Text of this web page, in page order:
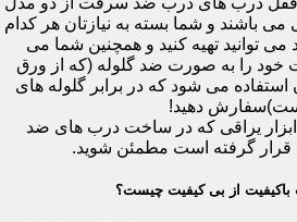
باشند و شما بسته به نیازتان هر کدام
می توانید تهیه کنید و همچنین شما می
خود را به صورت ضد گلوله (که از ورق
می شود که در برابر گلوله های
دهید!
یراقی که در ساخت درب های ضد
قرار گرفته است مطمئن شوید.
از بی کیفیت چیست؟